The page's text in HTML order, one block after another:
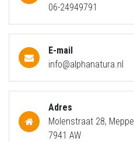
06-24949791
E-mail
info@alphanatura.nl
Adres
Molenstraat 28, Meppel
7941 AW